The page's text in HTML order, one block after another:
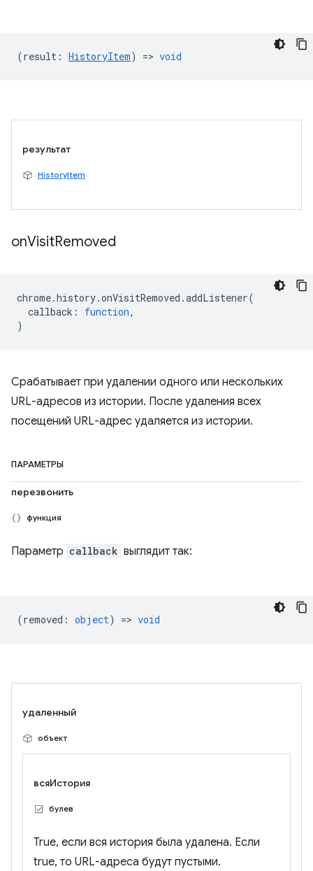
(result : HistoryItem) => void
результат
HistoryItem
onVisitRemoved
chrome.history.onVisitRemoved .addListener(
callback : function,
)
Срабатывает при удалении одного или нескольких
URL-адресов из истории. После удаления всех
посещений URL-адрес удаляется из истории.
ПАРАМЕТРЫ
перезвонить
функция
Параметр callback выглядит так:
(removed : object) => void
удаленный
объект
всяИстория
булев
True, если вся история была удалена. Если
true, то URL-адреса будут пустыми.